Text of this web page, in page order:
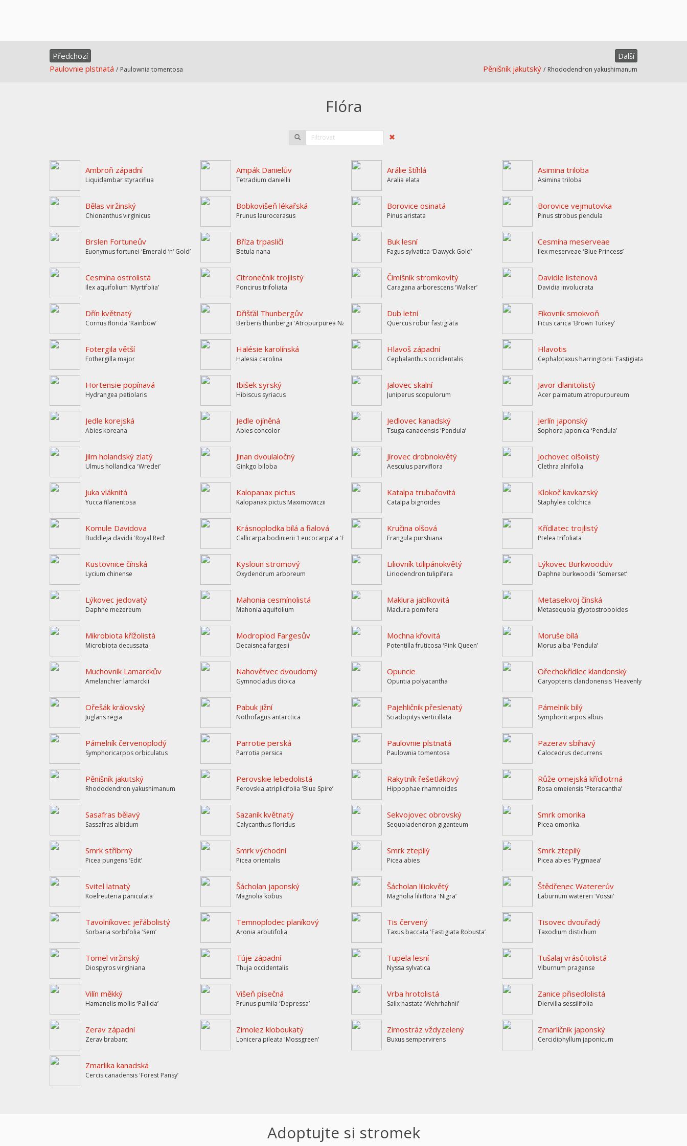
Předchozí
Paulovnie plstnatá / Paulownia tomentosa
Další
Pěnišník jakutský / Rhododendron yakushimanum
Flóra
Ambroň západní
Liquidambar styraciflua
Ampák Danielův
Tetradium daniellii
Arálie štíhlá
Aralia elata
Asimina triloba
Asimina triloba
Bělas viržinský
Chionanthus virginicus
Bobkovišeň lékařská
Prunus laurocerasus
Borovice osinatá
Pinus aristata
Borovice vejmutovka
Pinus strobus pendula
Brslen Fortuneův
Euonymus fortunei ʻEmerald ’n‘ Goldʼ
Bříza trpasličí
Betula nana
Buk lesní
Fagus sylvatica ʻDawyck Goldʼ
Cesmína meserveae
Ilex meserveae ʻBlue Princessʼ
Cesmína ostrolistá
Ilex aquifolium ʻMyrtifoliaʼ
Citronečník trojlistý
Poncirus trifoliata
Čimišník stromkovitý
Caragana arborescens ʻWalkerʼ
Davidie listenová
Davidia involucrata
Dřín květnatý
Cornus florida ʻRainbowʼ
Dřišťál Thunbergův
Berberis thunbergii ʻAtropurpurea Nanaʼ
Dub letní
Quercus robur fastigiata
Fíkovník smokvoň
Ficus carica ʻBrown Turkeyʼ
Fotergila větší
Fothergilla major
Halésie karolínská
Halesia carolina
Hlavoš západní
Cephalanthus occidentalis
Hlavotis
Cephalotaxus harringtonii ʻFastigiataʼ
Hortensie popínavá
Hydrangea petiolaris
Ibišek syrský
Hibiscus syriacus
Jalovec skalní
Juniperus scopulorum
Javor dlanitolistý
Acer palmatum atropurpureum
Jedle korejská
Abies koreana
Jedle ojíněná
Abies concolor
Jedlovec kanadský
Tsuga canadensis ʻPendulaʼ
Jerlín japonský
Sophora japonica ʻPendulaʼ
Jilm holandský zlatý
Ulmus hollandica ʻWredeiʼ
Jinan dvoulaločný
Ginkgo biloba
Jírovec drobnokvětý
Aesculus parviflora
Jochovec olšolistý
Clethra alnifolia
Juka vláknitá
Yucca filanentosa
Kalopanax pictus
Kalopanax pictus Maximowiczii
Katalpa trubačovitá
Catalpa bignoides
Klokoč kavkazský
Staphylea colchica
Komule Davidova
Buddleja davidii ʻRoyal Redʼ
Krásnoplodka bílá a fialová
Callicarpa bodinierii ʻLeucocarpaʼ a ʻProfucionʼ
Kručina olšová
Frangula purshiana
Křídlatec trojlistý
Ptelea trifoliata
Kustovnice čínská
Lycium chinense
Kysloun stromový
Oxydendrum arboreum
Liliovník tulipánokvětý
Liriodendron tulipifera
Lýkovec Burkwoodův
Daphne burkwoodii ʻSomersetʼ
Lýkovec jedovatý
Daphne mezereum
Mahonia cesmínolistá
Mahonia aquifolium
Maklura jablkovitá
Maclura pomifera
Metasekvoj čínská
Metasequoia glyptostroboides
Mikrobiota křížolistá
Microbiota decussata
Modroplod Fargesův
Decaisnea fargesii
Mochna křovitá
Potentilla fruticosa ʻPink Queenʼ
Moruše bílá
Morus alba ʻPendulaʼ
Muchovník Lamarckův
Amelanchier lamarckii
Nahovětvec dvoudomý
Gymnocladus dioica
Opuncie
Opuntia polyacantha
Ořechokřídlec klandonský
Caryopteris clandonensis ʻHeavenly Blueʼ
Ořešák královský
Juglans regia
Pabuk jižní
Nothofagus antarctica
Pajehličník přeslenatý
Sciadopitys verticillata
Pámelník bílý
Symphoricarpos albus
Pámelník červenoplodý
Symphoricarpos orbiculatus
Parrotie perská
Parrotia persica
Paulovnie plstnatá
Paulownia tomentosa
Pazerav sbíhavý
Calocedrus decurrens
Pěnišník jakutský
Rhododendron yakushimanum
Perovskie lebedolistá
Perovskia atriplicifolia ʻBlue Spireʼ
Rakytník řešetlákový
Hippophae rhamnoides
Růže omejská křídlotrná
Rosa omeiensis ʻPteracanthaʼ
Sasafras bělavý
Sassafras albidum
Sazaník květnatý
Calycanthus floridus
Sekvojovec obrovský
Sequoiadendron giganteum
Smrk omorika
Picea omorika
Smrk stříbrný
Picea pungens ʻEditʼ
Smrk východní
Picea orientalis
Smrk ztepilý
Picea abies
Smrk ztepilý
Picea abies ʻPygmaeaʼ
Svitel latnatý
Koelreuteria paniculata
Šácholan japonský
Magnolia kobus
Šácholan liliokvětý
Magnolia liliiflora ʻNigraʼ
Štědřenec Watererův
Laburnum watereri ʻVossiiʼ
Tavolníkovec jeřábolistý
Sorbaria sorbifolia ʻSemʼ
Temnoplodec planíkový
Aronia arbutifolia
Tis červený
Taxus baccata ʻFastigiata Robustaʼ
Tisovec dvouřadý
Taxodium distichum
Tomel viržinský
Diospyros virginiana
Túje západní
Thuja occidentalis
Tupela lesní
Nyssa sylvatica
Tušalaj vrásčitolistá
Viburnum pragense
Vilín měkký
Hamanelis mollis ʻPallidaʼ
Višeň písečná
Prunus pumila ʻDepressaʼ
Vrba hrotolistá
Salix hastata ‘Wehrhahnii’
Zanice přisedlolistá
Diervilla sessilifolia
Zerav západní
Zerav brabant
Zimolez kloboukatý
Lonicera pileata ʻMossgreenʼ
Zimostráz vždyzelený
Buxus sempervirens
Zmarličník japonský
Cercidiphyllum japonicum
Zmarlika kanadská
Cercis canadensis ʻForest Pansyʼ
Adoptujte si stromek